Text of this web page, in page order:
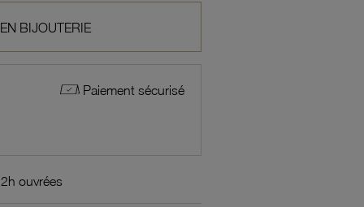
BIJOUTERIE
Paiement sécurisé
ouvrées